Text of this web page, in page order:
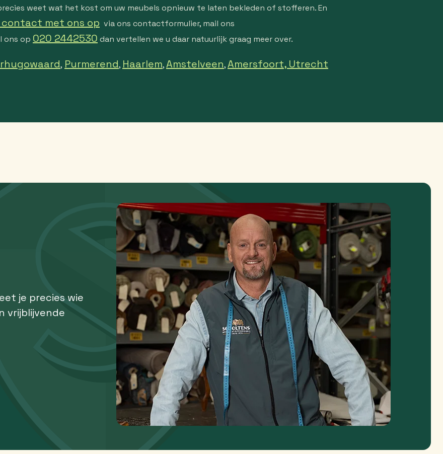
weet wat het kost om uw meubels opnieuw te laten bekleden of stofferen. En
contact met ons op via ons contactformulier, mail ons
ons op 020 2442530 dan vertellen we u daar natuurlijk graag meer over.
, Purmerend, Haarlem,Amstelveen,Amersfoort, Utrecht
je precies wie
vrijblijvende